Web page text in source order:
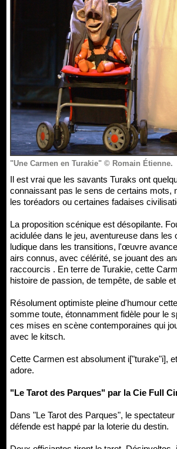
"Une Carmen en Turakie" © Romain Étienne.
Il est vrai que les savants Turaks ont quelques lacunes, ne
connaissant pas le sens de certains mots,
les toréadors ou certaines fadaises
La proposition scénique est désopilante.
acidulée dans le jeu, aventureuse dans les
ludique dans les transitions, l'œuvre
airs connus, avec célérité, se jouant des
raccourcis . En terre de Turakie, cette
histoire de passion, de tempête, de sable
Résolument optimiste pleine d'humour
somme toute, étonnamment fidèle pour le
ces mises en scène contemporaines qui
avec le kitsch.
Cette Carmen est absolument i["turake"i],
adore.
"Le Tarot des Parques" par la Cie Full
Dans "Le Tarot des Parques", le
défende est happé par la loterie du destin.